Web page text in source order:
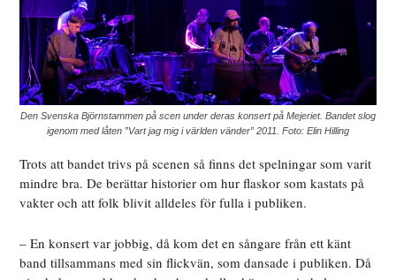
Den Svenska Björnstammen på scen under deras konsert på Mejeriet. Bandet slog
igenom med låten ”Vart jag mig i världen vänder” 2011. Foto: Elin Hilling
Trots att bandet trivs på scenen så finns det spelningar som varit
mindre bra. De berättar historier om hur flaskor som kastats på
vakter och att folk blivit alldeles för fulla i publiken.
– En konsert var jobbig, då kom det en sångare från ett känt
band tillsammans med sin flickvän, som dansade i publiken. Då